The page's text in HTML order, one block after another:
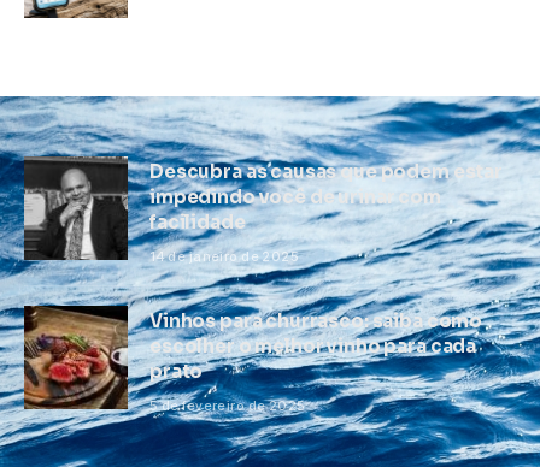
Descubra as causas que podem estar
impedindo você de urinar com
facilidade
14 de janeiro de 2025
Vinhos para churrasco: saiba como
escolher o melhor vinho para cada
prato
5 de fevereiro de 2025